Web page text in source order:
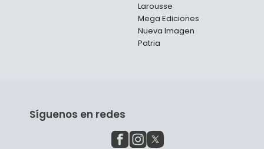
Larousse
Mega Ediciones
Nueva Imagen
Patria
Síguenos en redes